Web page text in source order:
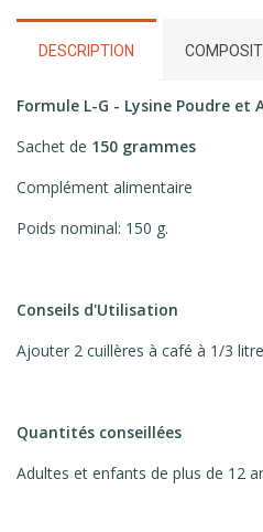
DESCRIPTION
Formule L-G - Lysine Poudre et
Sachet de 150 grammes
Complément alimentaire
Poids nominal: 150 g.
Conseils d'Utilisation
Ajouter 2 cuillères à café à 1/3
Quantités conseillées
Adultes et enfants de plus de 12